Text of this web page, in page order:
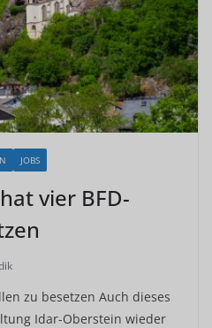
JOBS
vier BFD-
zu besetzen Auch dieses
Idar-Oberstein wieder